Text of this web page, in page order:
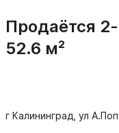
Продаётся
52.6 м²
г Калининград, ул